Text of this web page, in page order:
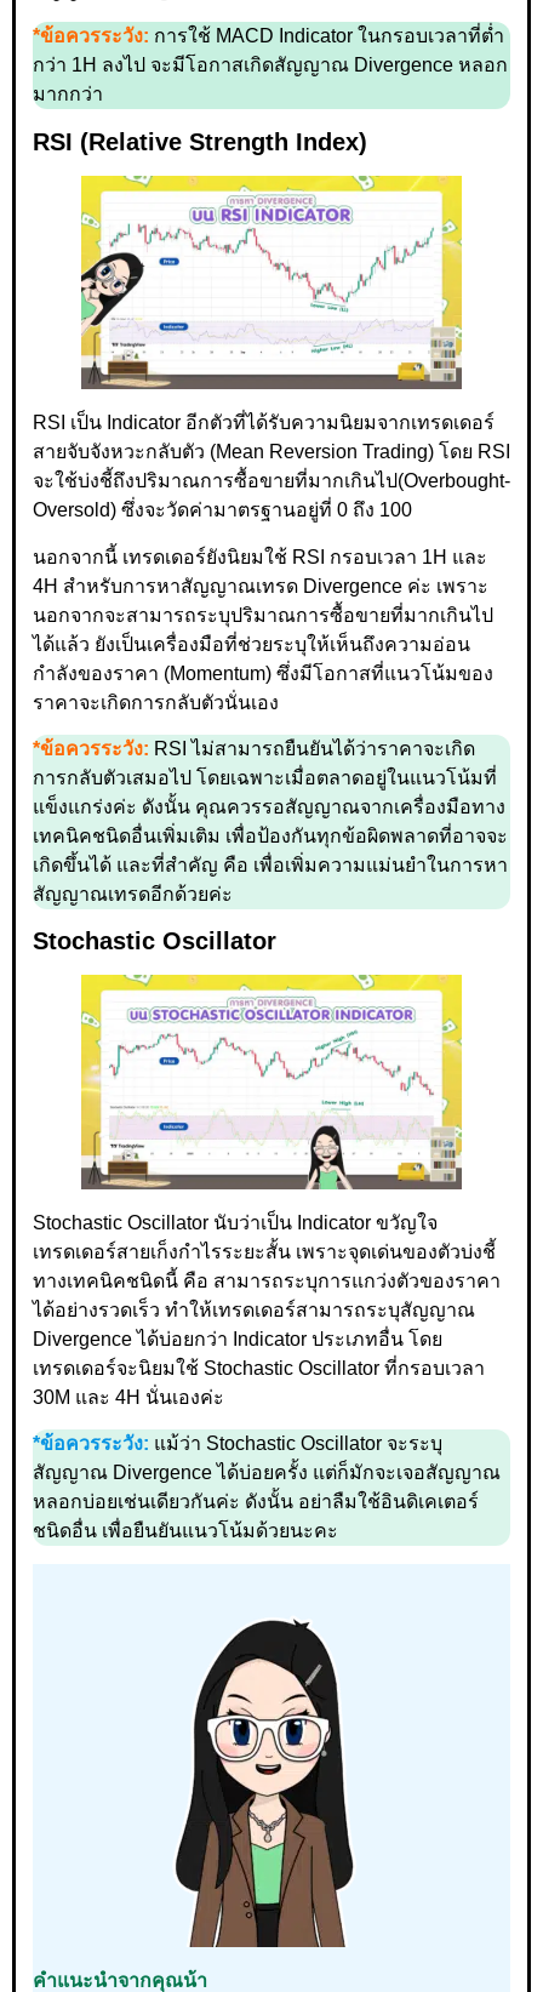
*ข้อควรระวัง: การใช้ MACD Indicator ในกรอบเวลาที่ต่ำ
กว่า 1H ลงไป จะมีโอกาสเกิดสัญญาณ Divergence หลอก
มากกว่า
RSI (Relative Strength Index)
RSI เป็น Indicator อีกตัวที่ได้รับความนิยมจากเทรดเดอร์
สายจับจังหวะกลับตัว (Mean Reversion Trading) โดย RSI
จะใช้บ่งชี้ถึงปริมาณการซื้อขายที่มากเกินไป(Overbought-
Oversold) ซึ่งจะวัดค่ามาตรฐานอยู่ที่ 0 ถึง 100
นอกจากนี้ เทรดเดอร์ยังนิยมใช้ RSI กรอบเวลา 1H และ
4H สำหรับการหาสัญญาณเทรด Divergence ค่ะ เพราะ
นอกจากจะสามารถระบุปริมาณการซื้อขายที่มากเกินไป
ได้แล้ว ยังเป็นเครื่องมือที่ช่วยระบุให้เห็นถึงความอ่อน
กำลังของราคา (Momentum) ซึ่งมีโอกาสที่แนวโน้มของ
ราคาจะเกิดการกลับตัวนั่นเอง
*ข้อควรระวัง: RSI ไม่สามารถยืนยันได้ว่าราคาจะเกิด
การกลับตัวเสมอไป โดยเฉพาะเมื่อตลาดอยู่ในแนวโน้มที่
แข็งแกร่งค่ะ ดังนั้น คุณควรรอสัญญาณจากเครื่องมือทาง
เทคนิคชนิดอื่นเพิ่มเติม เพื่อป้องกันทุกข้อผิดพลาดที่อาจจะ
เกิดขึ้นได้ และที่สำคัญ คือ เพื่อเพิ่มความแม่นยำในการหา
สัญญาณเทรดอีกด้วยค่ะ
Stochastic Oscillator
Stochastic Oscillator นับว่าเป็น Indicator ขวัญใจ
เทรดเดอร์สายเก็งกำไรระยะสั้น เพราะจุดเด่นของตัวบ่งชี้
ทางเทคนิคชนิดนี้ คือ สามารถระบุการแกว่งตัวของราคา
ได้อย่างรวดเร็ว ทำให้เทรดเดอร์สามารถระบุสัญญาณ
Divergence ได้บ่อยกว่า Indicator ประเภทอื่น โดย
เทรดเดอร์จะนิยมใช้ Stochastic Oscillator ที่กรอบเวลา
30M และ 4H นั่นเองค่ะ
*ข้อควรระวัง: แม้ว่า Stochastic Oscillator จะระบุ
สัญญาณ Divergence ได้บ่อยครั้ง แต่ก็มักจะเจอสัญญาณ
หลอกบ่อยเช่นเดียวกันค่ะ ดังนั้น อย่าลืมใช้อินดิเคเตอร์
ชนิดอื่น เพื่อยืนยันแนวโน้มด้วยนะคะ
คำแนะนำจากคุณน้า